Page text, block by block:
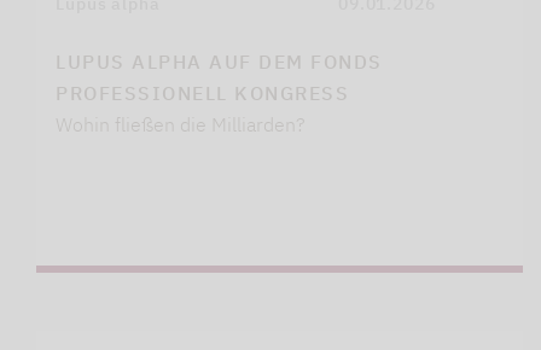
LUPUS ALPHA AUF DEM FONDS
PROFESSIONELL KONGRESS
Wohin fließen die Milliarden?